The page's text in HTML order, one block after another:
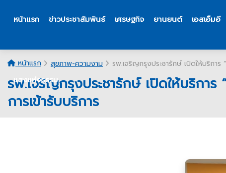
หน้าแรก ข่าวประชาสัมพันธ์ เศรษฐกิจ ยานยนต์ เอสเอ็มอี
แสงแห่งธรรม
หน้าแรก สุขภาพ-ความงาม รพ.เจริญกรุงประชารักษ์ เปิดให้บริการ
รพ.เจริญกรุงประชารักษ์ เปิดให้บริกา
การเข้ารับบริการ